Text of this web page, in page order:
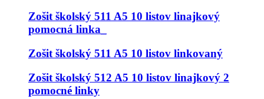
Zošit školský 511 A5 10 listov linajkový
pomocná linka_
Zošit školský 511 A5 10 listov linkovaný
Zošit školský 512 A5 10 listov linajkový 2
pomocné linky